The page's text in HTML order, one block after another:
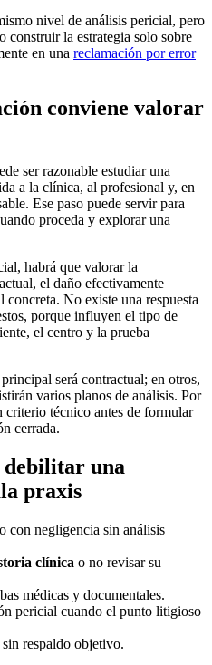
nivel de análisis pericial, pero
construir la estrategia solo sobre
en una reclamación por error
conviene valorar
ser razonable estudiar una
a la clínica, al profesional y, en
Ese paso puede servir para
proceda y explorar una
habrá que valorar la
el daño efectivamente
concreta. No existe una respuesta
porque influyen el tipo de
el centro y la prueba
será contractual; en otros,
varios planos de análisis. Por
criterio técnico antes de formular
cerrada.
debilitar una
praxis
con negligencia sin análisis
clínica o no revisar su
médicas y documentales.
pericial cuando el punto litigioso
respaldo objetivo.